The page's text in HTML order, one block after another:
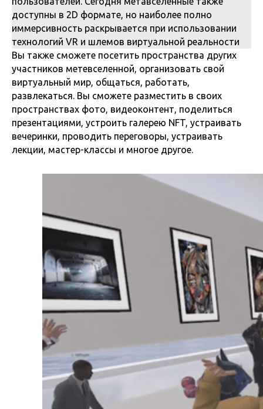
доступны в 2D формате, но наиболее полно
иммерсивность раскрывается при использовании
технологий VR и шлемов виртуальной реальности
Вы также сможете посетить пространства других
участников метевселенной, организовать свой
виртуальный мир, общаться, работать,
развлекаться. Вы сможете разместить в своих
пространствах фото, видеоконтент, поделиться
презентациями, устроить галерею NFT, устраивать
вечеринки, проводить переговоры, устраивать
лекции, мастер-классы и многое другое.